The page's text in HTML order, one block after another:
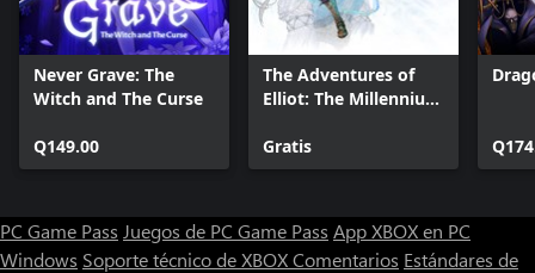
Never Grave: The
Witch and The Curse
Q149.00
The Adventures of
Elliot: The Millennium
Gratis
PC Game Pass Juegos de PC Game Pass App XBOX en PC
Windows Soporte técnico de XBOXComentarios Estándares de